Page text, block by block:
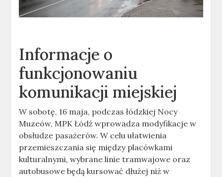
Informacje o
funkcjonowaniu
komunikacji miejskiej
W sobotę, 16 maja, podczas łódzkiej Nocy
Muzeów, MPK Łódź wprowadza modyfikacje w
obsłudze pasażerów. W celu ułatwienia
przemieszczania się między placówkami
kulturalnymi, wybrane linie tramwajowe oraz
autobusowe będą kursować dłużej niż w